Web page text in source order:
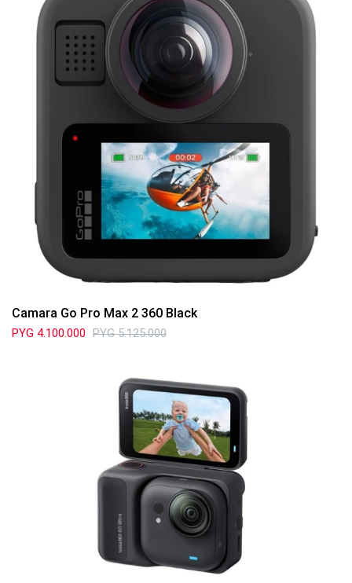
Camara Go Pro Max 2 360 Black
PYG 4.100.000 PYG 5.125.000